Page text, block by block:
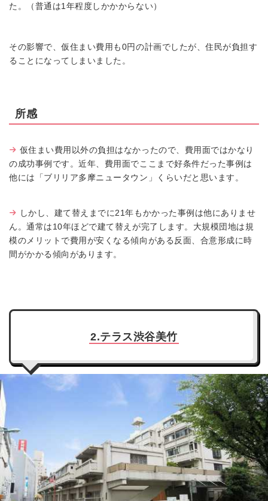
た。（普通は1年程度しかかからない）
その影響で、仮住まい費用も0円の計画でしたが、住民が負担す
ることになってしまいました。
所感
仮住まい費用以外の負担はなかったので、費用面ではかなり
の成功事例です。近年、費用面でここまで好条件だった事例は
他には「ブリリア多摩ニュータウン」くらいだと思います。
しかし、建て替えまでに21年もかかった事例は他にありませ
ん。通常は10年ほどで建て替えが完了します。大規模団地は規
模のメリットで費用が安くなる傾向がある反面、合意形成に時
間がかかる傾向があります。
2.テラス渋谷美竹